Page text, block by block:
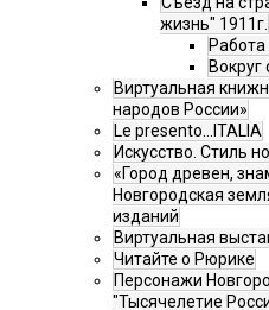
жизнь" 1911г.
Вокруг
Виртуальная
народов России»
Le presento...ITALIA
Искусство. Стиль
«Город древен,
Новгородская
изданий
Виртуальная
Читайте о Рюрике
Персонажи
"Тысячелетие